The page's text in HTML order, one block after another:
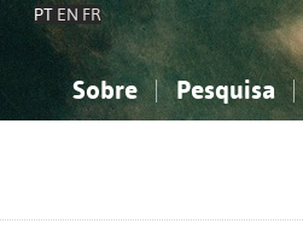
PT EN FR
Sobre Pesquisa